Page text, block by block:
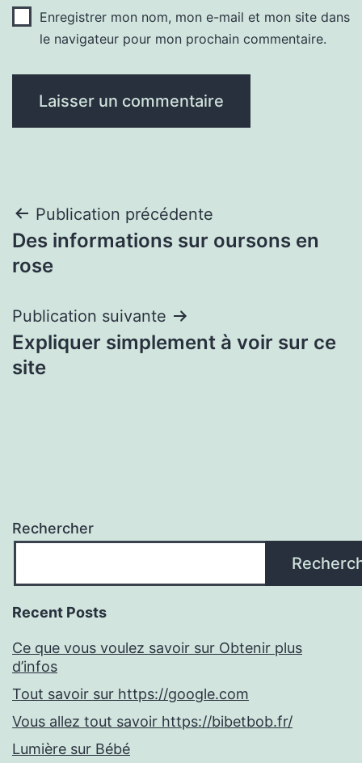
Enregistrer mon nom, mon e-mail et mon site dans
le navigateur pour mon prochain commentaire.
Navigation
de
Publication précédente
Des informations sur oursons en
rose
Publication suivante
Expliquer simplement à voir sur ce
site
Rechercher
Recent Posts
Ce que vous voulez savoir sur Obtenir plus
d’infos
Tout savoir sur https://google.com
Vous allez tout savoir https://bibetbob.fr/
Lumière sur Bébé